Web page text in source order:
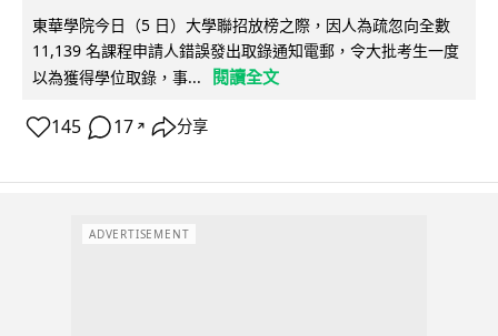
東華學院今日（5 日）大學聯招放榜之際，因人為疏忽向全數
11,139 名課程申請人錯誤發出取錄通知電郵，令大批考生一度
以為獲得學位取錄，事...
閱讀全文
145 17 ↗ 分享
ADVERTISEMENT